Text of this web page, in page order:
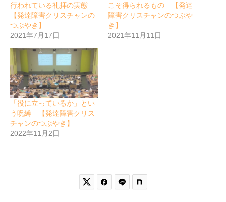
行われている礼拝の実態
【発達障害クリスチャンの
つぶやき】
2021年7月17日
こそ得られるもの 【発達
障害クリスチャンのつぶや
き】
2021年11月11日
「役に立っているか」とい
う呪縛 【発達障害クリス
チャンのつぶやき】
2022年11月2日
 